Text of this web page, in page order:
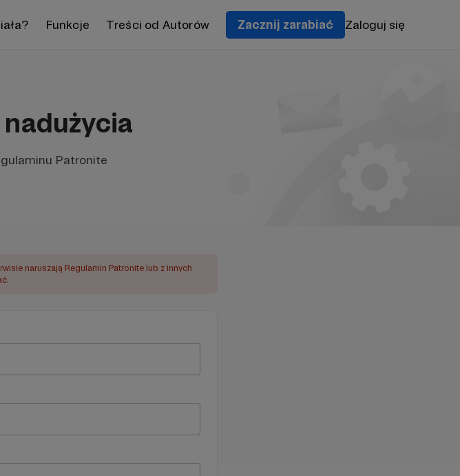
Funkcje Treści od Autorów Zacznij zarabiać Zaloguj się
nadużycia
Patronite
naruszają Regulamin Patronite lub z innych